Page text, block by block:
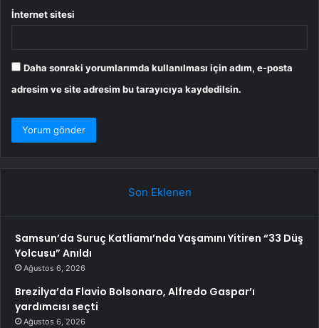
İnternet sitesi
Daha sonraki yorumlarımda kullanılması için adım, e-posta
adresim ve site adresim bu tarayıcıya kaydedilsin.
Son Eklenen
Samsun’da Suruç Katliamı’nda Yaşamını Yitiren “33 Düş
Yolcusu” Anıldı
Ağustos 6, 2026
Brezilya’da Flavio Bolsonaro, Alfredo Gaspar’ı
yardımcısı seçti
Ağustos 6, 2026